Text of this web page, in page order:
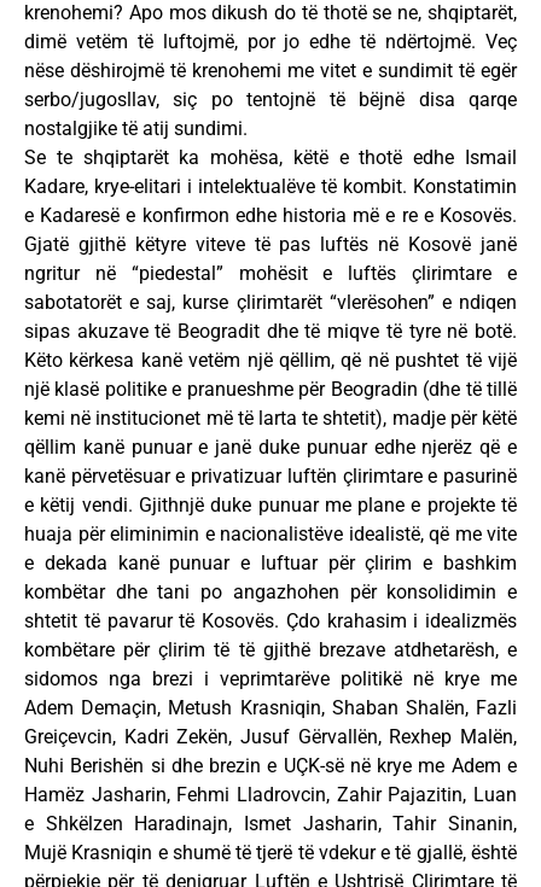
krenohemi? Apo mos dikush do të thotë se ne, shqiptarët,
dimë vetëm të luftojmë, por jo edhe të ndërtojmë. Veç
nëse dëshirojmë të krenohemi me vitet e sundimit të egër
serbo/jugosllav, siç po tentojnë të bëjnë disa qarqe
nostalgjike të atij sundimi.
Se te shqiptarët ka mohësa, këtë e thotë edhe Ismail
Kadare, krye-elitari i intelektualëve të kombit. Konstatimin
e Kadaresë e konfirmon edhe historia më e re e Kosovës.
Gjatë gjithë këtyre viteve të pas luftës në Kosovë janë
ngritur në “piedestal” mohësit e luftës çlirimtare e
sabotatorët e saj, kurse çlirimtarët “vlerësohen” e ndiqen
sipas akuzave të Beogradit dhe të miqve të tyre në botë.
Këto kërkesa kanë vetëm një qëllim, që në pushtet të vijë
një klasë politike e pranueshme për Beogradin (dhe të tillë
kemi në institucionet më të larta te shtetit), madje për këtë
qëllim kanë punuar e janë duke punuar edhe njerëz që e
kanë përvetësuar e privatizuar luftën çlirimtare e pasurinë
e këtij vendi. Gjithnjë duke punuar me plane e projekte të
huaja për eliminimin e nacionalistëve idealistë, që me vite
e dekada kanë punuar e luftuar për çlirim e bashkim
kombëtar dhe tani po angazhohen për konsolidimin e
shtetit të pavarur të Kosovës. Çdo krahasim i idealizmës
kombëtare për çlirim të të gjithë brezave atdhetarësh, e
sidomos nga brezi i veprimtarëve politikë në krye me
Adem Demaçin, Metush Krasniqin, Shaban Shalën, Fazli
Greiçevcin, Kadri Zekën, Jusuf Gërvallën, Rexhep Malën,
Nuhi Berishën si dhe brezin e UÇK-së në krye me Adem e
Hamëz Jasharin, Fehmi Lladrovcin, Zahir Pajazitin, Luan
e Shkëlzen Haradinajn, Ismet Jasharin, Tahir Sinanin,
Mujë Krasniqin e shumë të tjerë të vdekur e të gjallë, është
përpjekje për të denigruar Luftën e Ushtrisë Çlirimtare të